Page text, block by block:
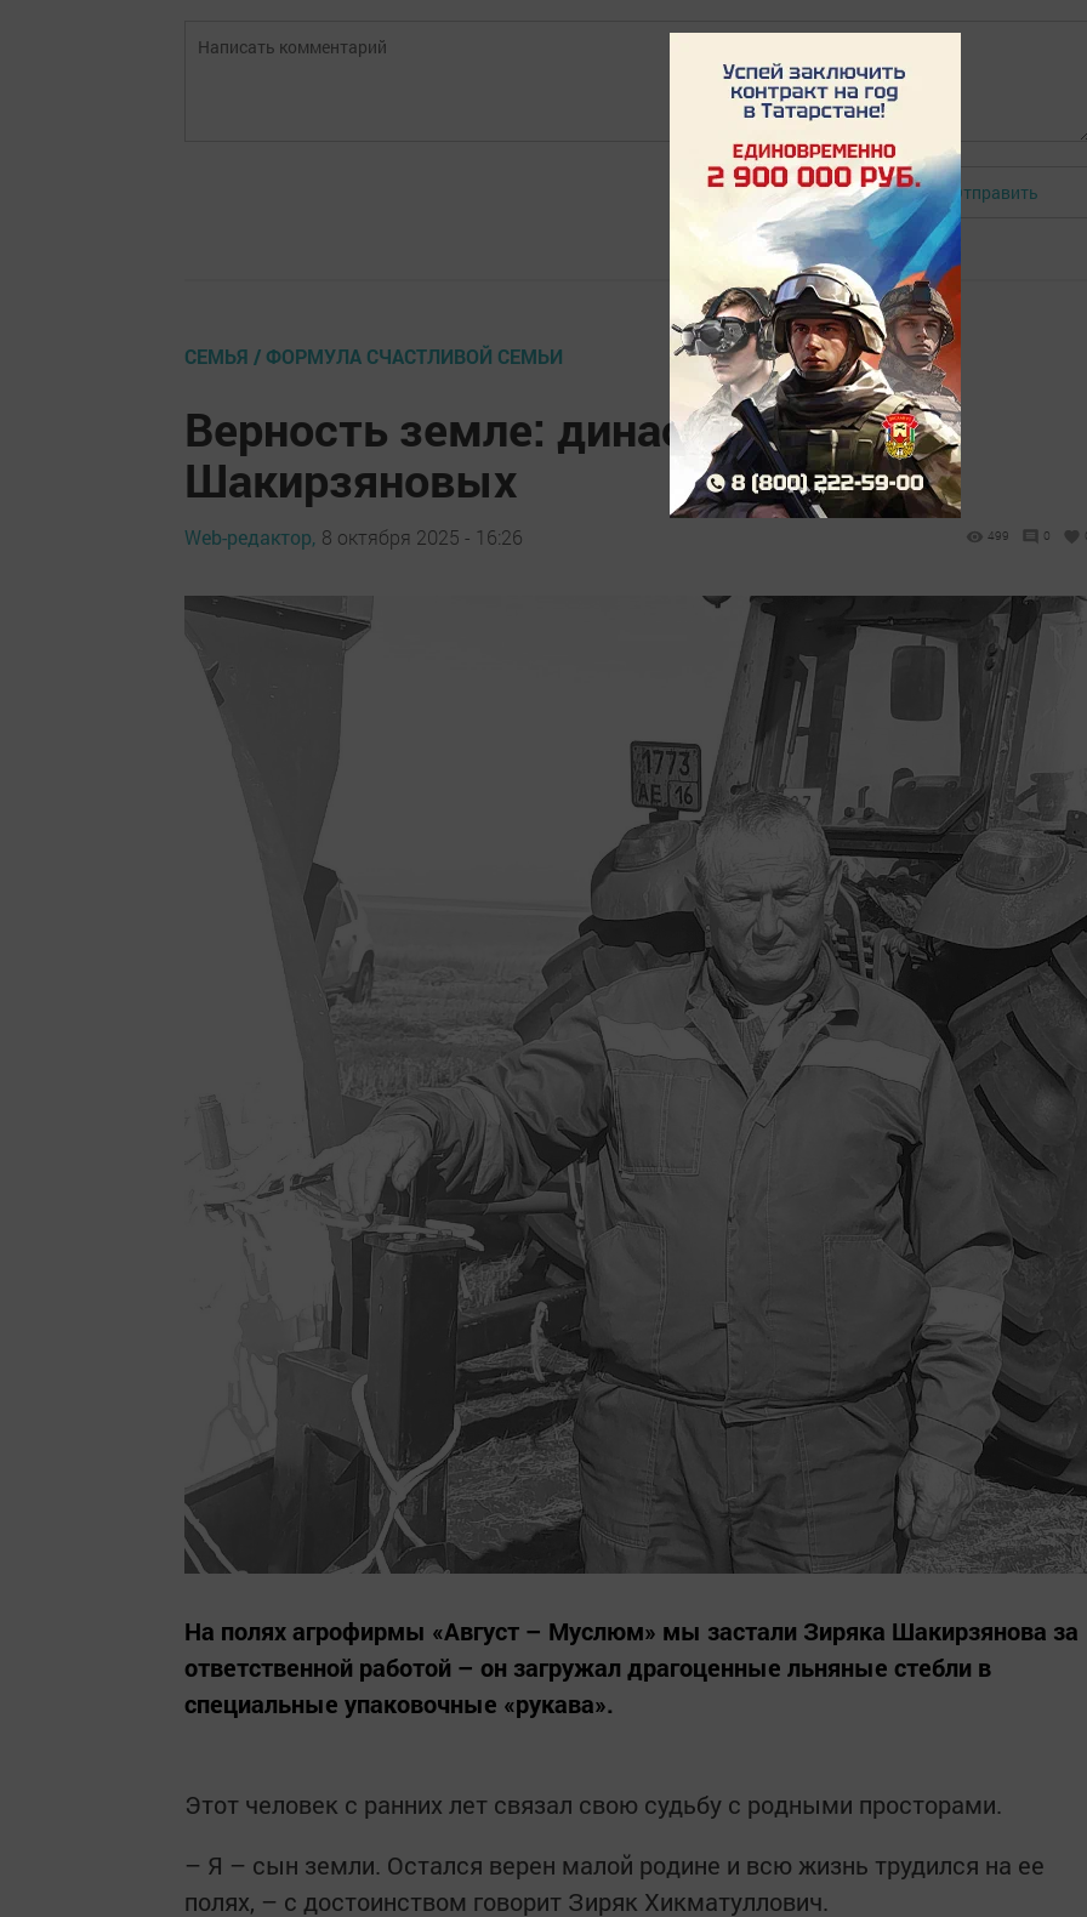
Авторизоваться Отправить
СЕМЬЯ / ФОРМУЛА СЧАСТЛИВОЙ СЕМЬИ
Верность земле: династия
Шакирзяновых
Web-редактор, 8 октября 2025 - 16:26 499 0
На полях агрофирмы «Август – Муслюм» мы застали Зиряка Шакирзянова за
ответственной работой – он загружал драгоценные льняные стебли в
специальные упаковочные «рукава».
Этот человек с ранних лет связал свою судьбу с родными просторами.
– Я – сын земли. Остался верен малой родине и всю жизнь трудился на ее
полях, – с достоинством говорит Зиряк Хикматуллович.